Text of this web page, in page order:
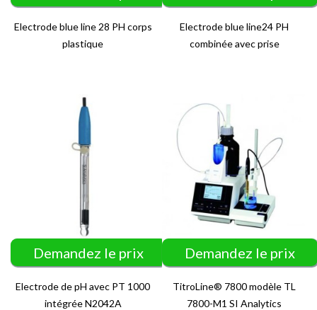
Electrode blue line 28 PH corps
plastique
Electrode blue line24 PH
combinée avec prise
Demandez le prix
Electrode de pH avec PT 1000
intégrée N2042A
Demandez le prix
TitroLine® 7800 modèle TL
7800-M1 SI Analytics